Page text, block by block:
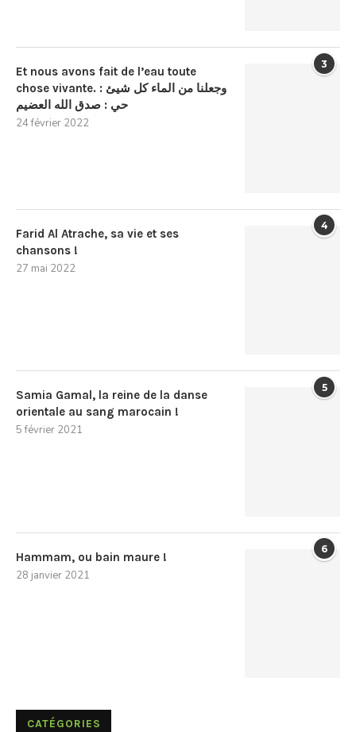
3
Et nous avons fait de l’eau toute
chose vivante. : وجعلنا من الماء كل شيئ
حي : صدق الله العضيم
24 février 2022
4
Farid Al Atrache, sa vie et ses
chansons !
27 mai 2022
5
Samia Gamal, la reine de la danse
orientale au sang marocain !
5 février 2021
6
Hammam, ou bain maure !
28 janvier 2021
CATÉGORIES